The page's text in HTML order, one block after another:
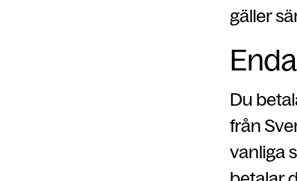
gäller
Du
från
vanliga